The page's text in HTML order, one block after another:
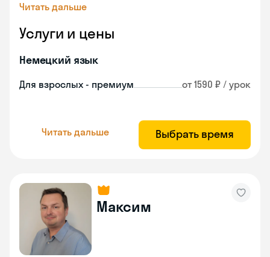
Читать дальше
Услуги и цены
Немецкий язык
Для взрослых - премиум от 1590 ₽ / урок
Читать дальше Выбрать время
Максим